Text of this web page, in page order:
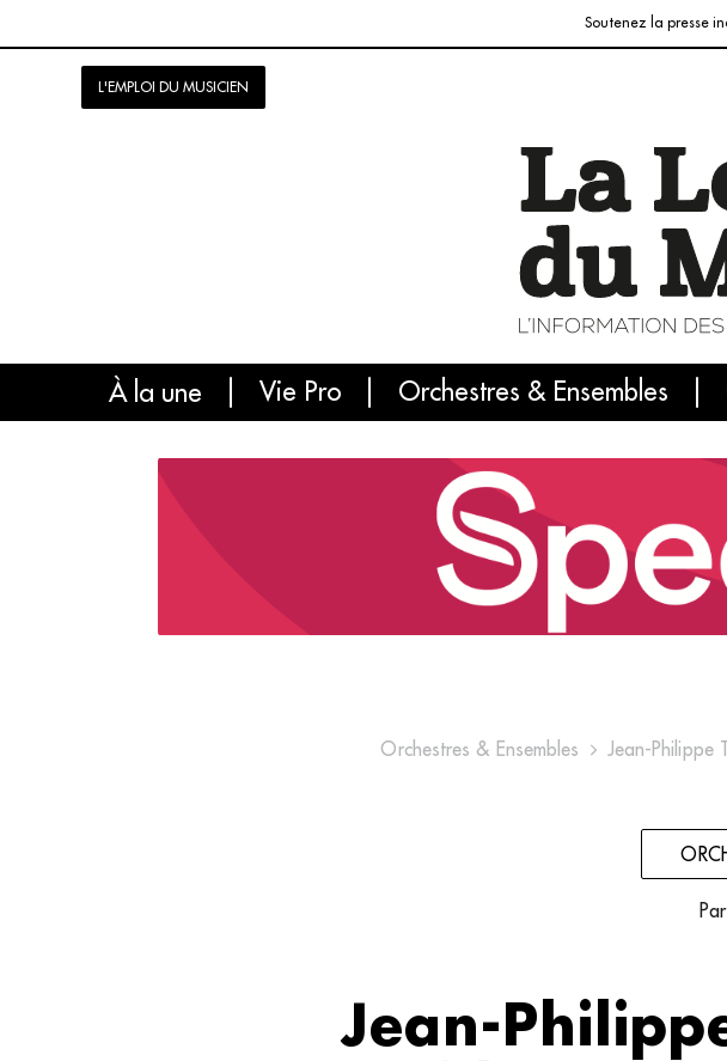
Soutenez la presse
L'EMPLOI DU MUSICIEN
À la une Vie Pro Orchestres & Ensembles
L'info du jour
Orchestres & Ensembles Jean-Philippe
Par
Jean-